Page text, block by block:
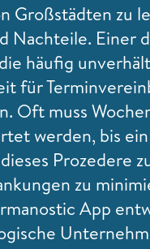
Großstädten zu
Nachteile. Einer
häufig
für
Oft muss
werden, bis
Prozedere
zu
App